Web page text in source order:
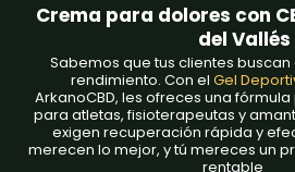
Crema para dolores con
del Vallés
Sabemos que tus clientes buscan
rendimiento. Con el Gel
ArkanoCBD, les ofreces una
para atletas, fisioterapeutas y
exigen recuperación rápida y
merecen lo mejor, y tú mereces un
rentable